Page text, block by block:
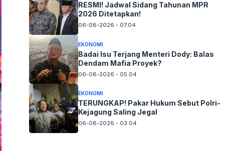
RESMI! Jadwal Sidang Tahunan MPR
2026 Ditetapkan!
06-08-2026 - 07.04
EKONOMI
Badai Isu Terjang Menteri Dody: Balas
Dendam Mafia Proyek?
06-08-2026 - 05.04
EKONOMI
TERUNGKAP! Pakar Hukum Sebut Polri-
Kejagung Saling Jegal
06-08-2026 - 03.04